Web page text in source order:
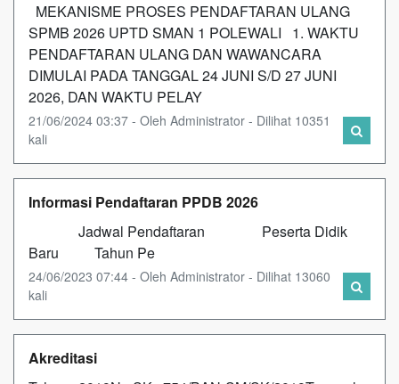
MEKANISME PROSES PENDAFTARAN ULANG
SPMB 2026 UPTD SMAN 1 POLEWALI 1. WAKTU
PENDAFTARAN ULANG DAN WAWANCARA
DIMULAI PADA TANGGAL 24 JUNI S/D 27 JUNI
2026, DAN WAKTU PELAY
21/06/2024 03:37 - Oleh Administrator - Dilihat 10351
kali
Informasi Pendaftaran PPDB 2026
Jadwal Pendaftaran Peserta Didik
Baru Tahun Pe
24/06/2023 07:44 - Oleh Administrator - Dilihat 13060
kali
Akreditasi